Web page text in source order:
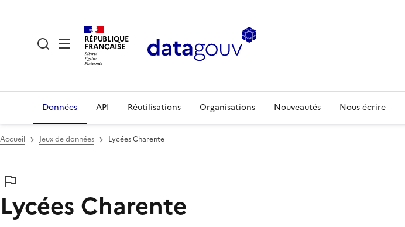
RÉPUBLIQUE
FRANÇAISE
Données API Réutilisations Organisations Nouveautés Nous écrire
Accueil Jeux de données Lycées Charente
Lycées Charente